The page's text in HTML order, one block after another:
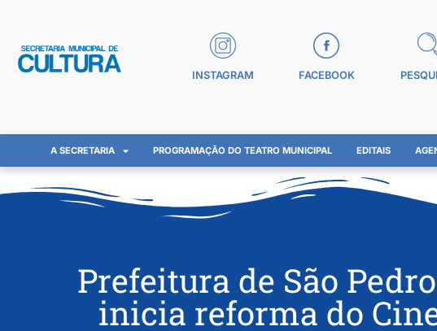
INSTAGRAM FACEBOOK
A SECRETARIA PROGRAMAÇÃO DO TEATRO MUNICIPAL EDITAIS
Prefeitura de São
inicia reforma do